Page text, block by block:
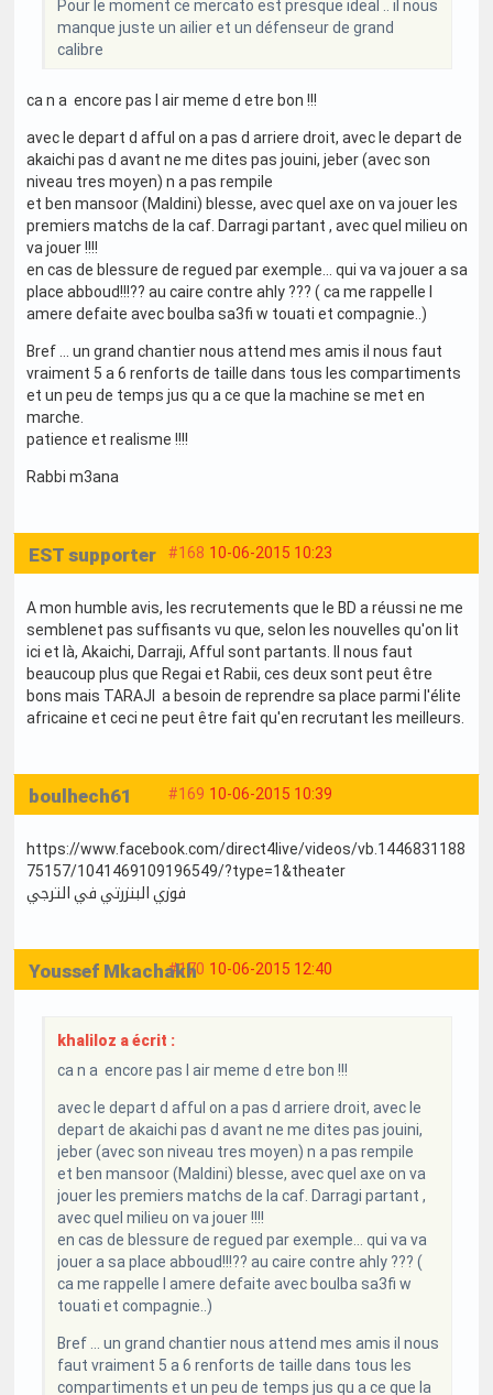
Pour le moment ce mercato est presque ideal .. il nous
manque juste un ailier et un défenseur de grand
calibre
ca n a encore pas l air meme d etre bon !!!
avec le depart d afful on a pas d arriere droit, avec le depart de
akaichi pas d avant ne me dites pas jouini, jeber (avec son
niveau tres moyen) n a pas rempile
et ben mansoor (Maldini) blesse, avec quel axe on va jouer les
premiers matchs de la caf. Darragi partant , avec quel milieu on
va jouer !!!!
en cas de blessure de regued par exemple... qui va va jouer a sa
place abboud!!!?? au caire contre ahly ??? ( ca me rappelle l
amere defaite avec boulba sa3fi w touati et compagnie..)
Bref ... un grand chantier nous attend mes amis il nous faut
vraiment 5 a 6 renforts de taille dans tous les compartiments
et un peu de temps jus qu a ce que la machine se met en
marche.
patience et realisme !!!!
Rabbi m3ana
#168 10-06-2015 10:23
EST supporter
A mon humble avis, les recrutements que le BD a réussi ne me
semblenet pas suffisants vu que, selon les nouvelles qu'on lit
ici et là, Akaichi, Darraji, Afful sont partants. Il nous faut
beaucoup plus que Regai et Rabii, ces deux sont peut être
bons mais TARAJI a besoin de reprendre sa place parmi l'élite
africaine et ceci ne peut être fait qu'en recrutant les meilleurs.
#169 10-06-2015 10:39
boulhech61
https://www.facebook.com/direct4live/videos/vb.1446831188
75157/1041469109196549/?type=1&theater
فوزي البنزرتي في الترجي
#170 10-06-2015 12:40
Youssef Mkachakh
khaliloz a écrit :
ca n a encore pas l air meme d etre bon !!!
avec le depart d afful on a pas d arriere droit, avec le
depart de akaichi pas d avant ne me dites pas jouini,
jeber (avec son niveau tres moyen) n a pas rempile
et ben mansoor (Maldini) blesse, avec quel axe on va
jouer les premiers matchs de la caf. Darragi partant ,
avec quel milieu on va jouer !!!!
en cas de blessure de regued par exemple... qui va va
jouer a sa place abboud!!!?? au caire contre ahly ??? (
ca me rappelle l amere defaite avec boulba sa3fi w
touati et compagnie..)
Bref ... un grand chantier nous attend mes amis il nous
faut vraiment 5 a 6 renforts de taille dans tous les
compartiments et un peu de temps jus qu a ce que la